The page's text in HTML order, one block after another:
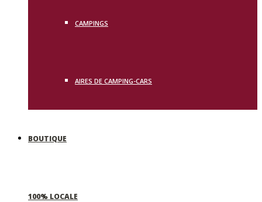
CAMPINGS
AIRES DE CAMPING-CARS
BOUTIQUE
100% LOCALE